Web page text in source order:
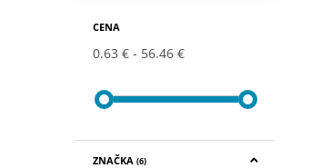
CENA
0.63 € 56.46 €
ZNAČKA (6)